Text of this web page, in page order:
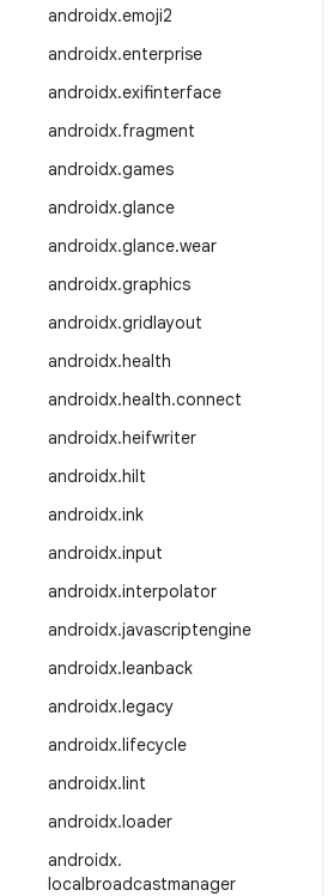
androidx.emoji2
androidx.enterprise
androidx.exifinterface
androidx.fragment
androidx.games
androidx.glance
androidx.glance.wear
androidx.graphics
androidx.gridlayout
androidx.health
androidx.health.connect
androidx.heifwriter
androidx.hilt
androidx.ink
androidx.input
androidx.interpolator
androidx.javascriptengine
androidx.leanback
androidx.legacy
androidx.lifecycle
androidx.lint
androidx.loader
androidx.
localbroadcastmanager